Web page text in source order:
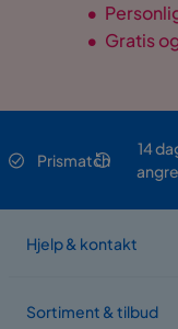
•
• Gratis
Prismatch
14
Hjelp & kontakt
Sortiment & tilbud